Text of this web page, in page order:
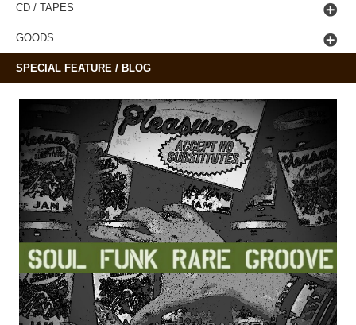
CD / TAPES
GOODS
SPECIAL FEATURE / BLOG